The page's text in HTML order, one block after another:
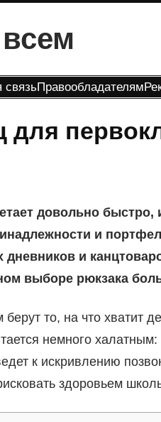
связьПравообладателям
для
довольно
и
дневников и
выборе рюкзака
то, на что хватит
немного
к искривлению
здоровьем